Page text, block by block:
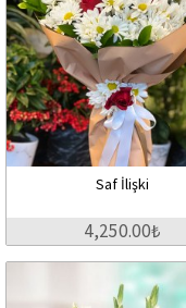
Saf İlişki
4,250.00₺